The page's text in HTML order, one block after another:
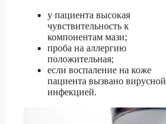
у пациента высокая
чувствительность к
компонентам мази;
проба на аллергию
положительная;
если воспаление на коже
пациента вызвано вирусной
инфекцией.